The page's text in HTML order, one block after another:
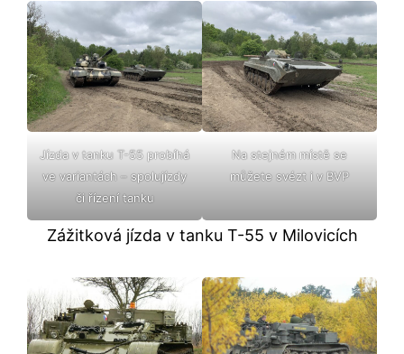
Jízda v tanku T-55 probíhá
ve variantách – spolujízdy
či řízení tanku
Na stejném místě se
můžete svézt i v BVP
Zážitková jízda v tanku T-55 v Milovicích